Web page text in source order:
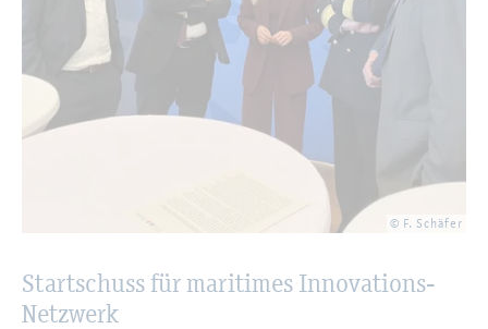
© F. Schä­fer
Start­schuss für ma­ri­ti­mes In­no­va­tions-
Netz­werk